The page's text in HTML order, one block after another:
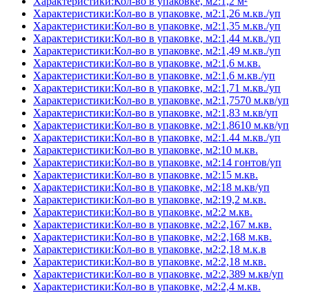
Характеристики:Кол-во в упаковке, м2:1,26 м.кв./уп
Характеристики:Кол-во в упаковке, м2:1,35 м.кв./уп
Характеристики:Кол-во в упаковке, м2:1,44 м.кв./уп
Характеристики:Кол-во в упаковке, м2:1,49 м.кв./уп
Характеристики:Кол-во в упаковке, м2:1,6 м.кв.
Характеристики:Кол-во в упаковке, м2:1,6 м.кв./уп
Характеристики:Кол-во в упаковке, м2:1,71 м.кв./уп
Характеристики:Кол-во в упаковке, м2:1,7570 м.кв/уп
Характеристики:Кол-во в упаковке, м2:1,83 м.кв/уп
Характеристики:Кол-во в упаковке, м2:1,8610 м.кв/уп
Характеристики:Кол-во в упаковке, м2:1.44 м.кв./уп
Характеристики:Кол-во в упаковке, м2:10 м.кв.
Характеристики:Кол-во в упаковке, м2:14 гонтов/уп
Характеристики:Кол-во в упаковке, м2:15 м.кв.
Характеристики:Кол-во в упаковке, м2:18 м.кв/уп
Характеристики:Кол-во в упаковке, м2:19,2 м.кв.
Характеристики:Кол-во в упаковке, м2:2 м.кв.
Характеристики:Кол-во в упаковке, м2:2,167 м.кв.
Характеристики:Кол-во в упаковке, м2:2,168 м.кв.
Характеристики:Кол-во в упаковке, м2:2,18 м.к.в
Характеристики:Кол-во в упаковке, м2:2,18 м.кв.
Характеристики:Кол-во в упаковке, м2:2,389 м.кв/уп
Характеристики:Кол-во в упаковке, м2:2,4 м.кв.